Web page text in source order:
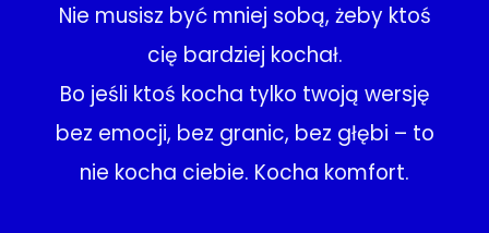
Nie musisz być mniej sobą, żeby ktoś
cię bardziej kochał.
Bo jeśli ktoś kocha tylko twoją wersję
bez emocji, bez granic, bez głębi – to
nie kocha ciebie. Kocha komfort.